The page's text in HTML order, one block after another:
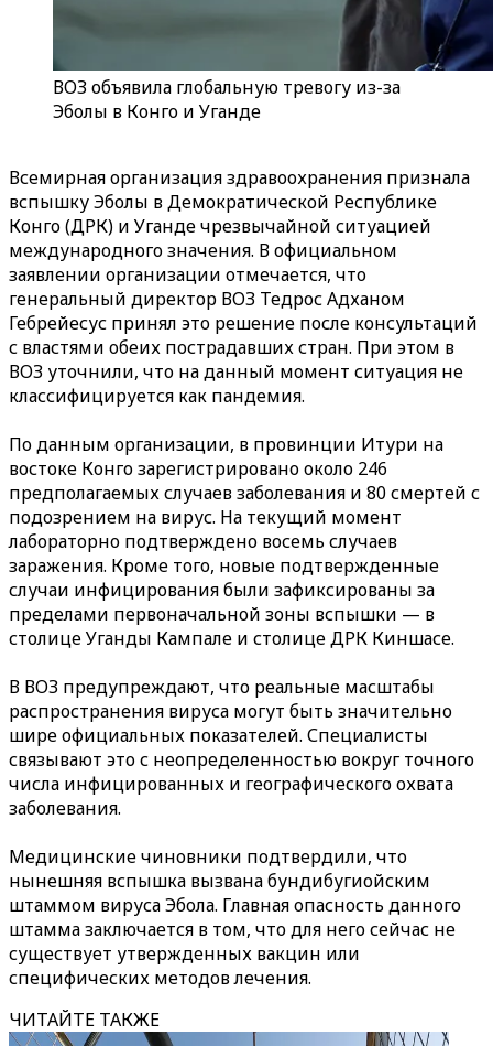
ВОЗ объявила глобальную тревогу из-за
Эболы в Конго и Уганде
Всемирная организация здравоохранения признала
вспышку Эболы в Демократической Республике
Конго (ДРК) и Уганде чрезвычайной ситуацией
международного значения. В официальном
заявлении организации отмечается, что
генеральный директор ВОЗ Тедрос Адханом
Гебрейесус принял это решение после консультаций
с властями обеих пострадавших стран. При этом в
ВОЗ уточнили, что на данный момент ситуация не
классифицируется как пандемия.
По данным организации, в провинции Итури на
востоке Конго зарегистрировано около 246
предполагаемых случаев заболевания и 80 смертей с
подозрением на вирус. На текущий момент
лабораторно подтверждено восемь случаев
заражения. Кроме того, новые подтвержденные
случаи инфицирования были зафиксированы за
пределами первоначальной зоны вспышки — в
столице Уганды Кампале и столице ДРК Киншасе.
В ВОЗ предупреждают, что реальные масштабы
распространения вируса могут быть значительно
шире официальных показателей. Специалисты
связывают это с неопределенностью вокруг точного
числа инфицированных и географического охвата
заболевания.
Медицинские чиновники подтвердили, что
нынешняя вспышка вызвана бундибугиойским
штаммом вируса Эбола. Главная опасность данного
штамма заключается в том, что для него сейчас не
существует утвержденных вакцин или
специфических методов лечения.
ЧИТАЙТЕ ТАКЖЕ